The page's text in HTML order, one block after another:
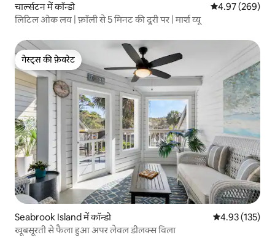
चार्ल्सटन में कॉन्डो औसत रेटिंग 5 में से
4.97 (269)
लिटिल ओक लव | फ़ॉली से 5 मिनट की दूरी पर | मार्श व्यू
गेस्ट्स की फ़ेवरेट
गेस्ट्स की फ़ेवरेट
Seabrook Island में कॉन्डो औसत रेटिंग 5 में से
4.93 (135)
खूबसूरती से फैला हुआ अपर लेवल डीलक्स विला